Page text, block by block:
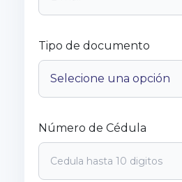
Tipo de documento
Número de Cédula